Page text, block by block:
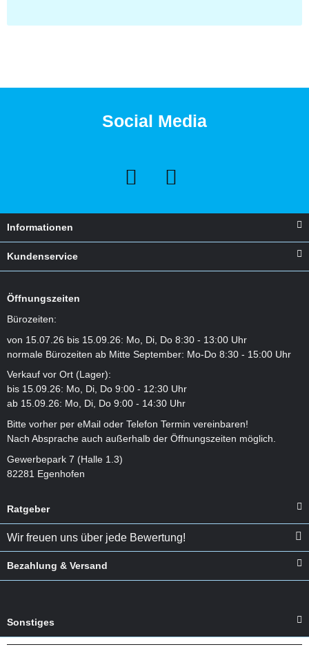
Zum Artikel
Social Media
Informationen
Kundenservice
Öffnungszeiten
Bürozeiten:
von 15.07.26 bis 15.09.26: Mo, Di, Do 8:30 - 13:00 Uhr
normale Bürozeiten ab Mitte September: Mo-Do 8:30 - 15:00 Uhr
Verkauf vor Ort (Lager):
bis 15.09.26: Mo, Di, Do 9:00 - 12:30 Uhr
ab 15.09.26: Mo, Di, Do 9:00 - 14:30 Uhr
Bitte vorher per eMail oder Telefon Termin vereinbaren!
Nach Absprache auch außerhalb der Öffnungszeiten möglich.
Gewerbepark 7 (Halle 1.3)
82281 Egenhofen
Ratgeber
Wir freuen uns über jede Bewertung!
Bezahlung & Versand
Sonstiges